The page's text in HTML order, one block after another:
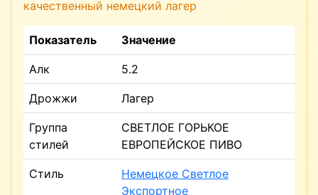
качественный немецкий лагер
Показатель Значение
Алк 5.2
Дрожжи Лагер
Группа
стилей
СВЕТЛОЕ ГОРЬКОЕ
ЕВРОПЕЙСКОЕ ПИВО
Стиль
Немецкое Светлое
Экспортное